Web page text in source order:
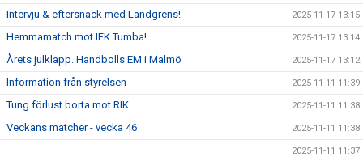
Intervju & eftersnack med Landgrens! 2025-11-17 13:15
Hemmamatch mot IFK Tumba! 2025-11-17 13:14
Årets julklapp. Handbolls EM i Malmö 2025-11-17 13:12
Information från styrelsen 2025-11-11 11:39
Tung förlust borta mot RIK 2025-11-11 11:38
Veckans matcher - vecka 46 2025-11-11 11:38
2025-11-11 11:37